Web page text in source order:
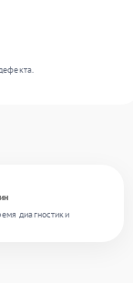
диагностики